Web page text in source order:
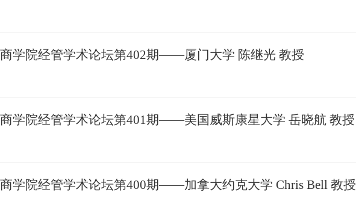
学院经管学术论坛第402期——厦门大学 陈继光 教授
学院经管学术论坛第401期——美国威斯康星大学 岳晓航 教授
学院经管学术论坛第400期——加拿大约克大学 Chris Bell 教授